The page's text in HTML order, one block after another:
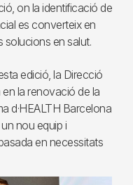
on la identificació de
es converteix en
solucions en salut.
edició, la Direcció
en la renovació de la
d·HEALTH Barcelona
nou equip i
en necessitats